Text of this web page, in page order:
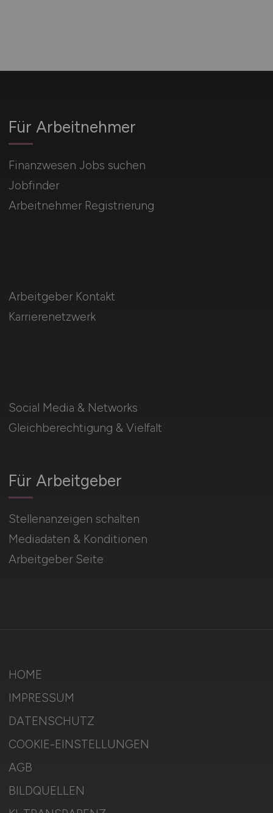
Für Arbeitnehmer
Finanzwesen Jobs suchen
Jobfinder
Arbeitnehmer Registrierung
Social Media & Networks
Gleichberechtigung & Vielfalt
Für Arbeitgeber
Stellenanzeigen schalten
Mediadaten & Konditionen
Arbeitgeber Seite
Arbeitgeber Kontakt
Karrierenetzwerk
HOME
IMPRESSUM
DATENSCHUTZ
COOKIE-EINSTELLUNGEN
AGB
BILDQUELLEN